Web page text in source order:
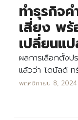
ทำธุรกิจ
เสี่ยง พ
เปลี่ยนแ
ผลการเลือกตั้งป
แล้วว่า โดนัลด์
พฤศจิกายน 8, 2024